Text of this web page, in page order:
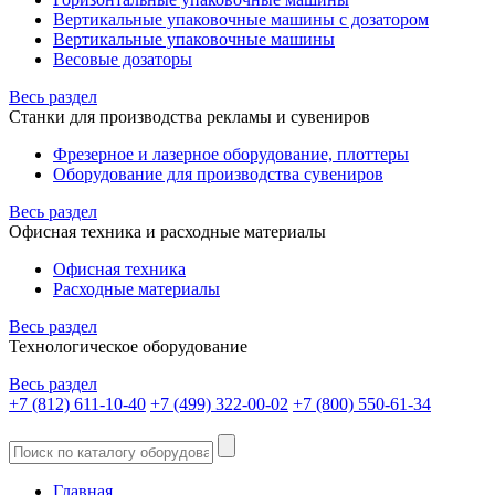
Вертикальные упаковочные машины с дозатором
Вертикальные упаковочные машины
Весовые дозаторы
Весь раздел
Станки для производства рекламы и сувениров
Фрезерное и лазерное оборудование, плоттеры
Оборудование для производства сувениров
Весь раздел
Офисная техника и расходные материалы
Офисная техника
Расходные материалы
Весь раздел
Технологическое оборудование
Весь раздел
+7 (812) 611-10-40 +7 (499) 322-00-02 +7 (800) 550-61-34
Главная